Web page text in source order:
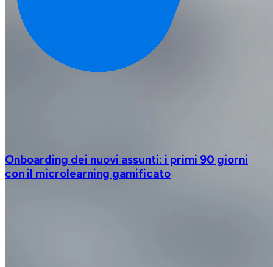
Onboarding dei nuovi assunti: i primi 90 giorni
con il microlearning gamificato